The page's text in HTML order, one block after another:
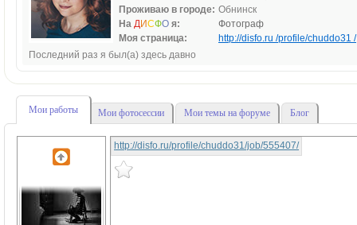
Проживаю в городе: Обнинск
На ДИСФО я:
Фотограф
Моя страница:
http://disfo.ru /profile/chuddo31 /
Последний раз я был(а) здесь давно
Мои работы Мои фотосессии Мои темы на форуме Блог
http://disfo.ru/profile/chuddo31/job/555407/